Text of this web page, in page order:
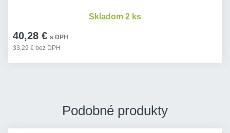
40,28 € s DPH
33,29 € bez DPH
Skladom 2 ks
Podobné produkty